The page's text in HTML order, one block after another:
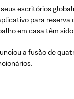
escritórios
para
em casa têm
a fusão de